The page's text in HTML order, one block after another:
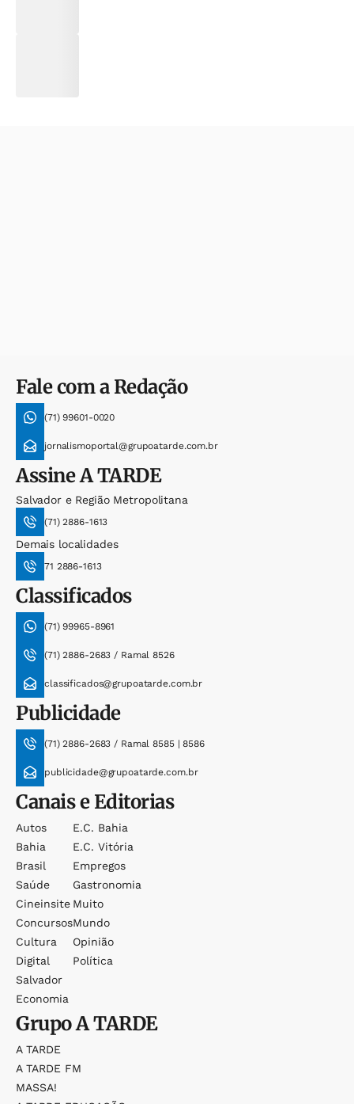
Fale com a Redação
(71) 99601-0020
jornalismoportal@grupoatarde.com.br
AssineA TARDE
Salvador e Região Metropolitana
(71) 2886-1613
Demais localidades
71 2886-1613
Classificados
(71) 99965-8961
(71) 2886-2683 / Ramal 8526
classificados@grupoatarde.com.br
Publicidade
(71) 2886-2683 / Ramal 8585 | 8586
publicidade@grupoatarde.com.br
Canais e Editorias
Autos
Bahia
Brasil
Saúde
Cineinsite
Concursos
Cultura
Digital
Salvador
Economia
E.c. Bahia
E.c. Vitória
Empregos
Gastronomia
Muito
Mundo
Opinião
Política
GrupoA TARDE
A TARDE
A TARDE FM
MASSA!